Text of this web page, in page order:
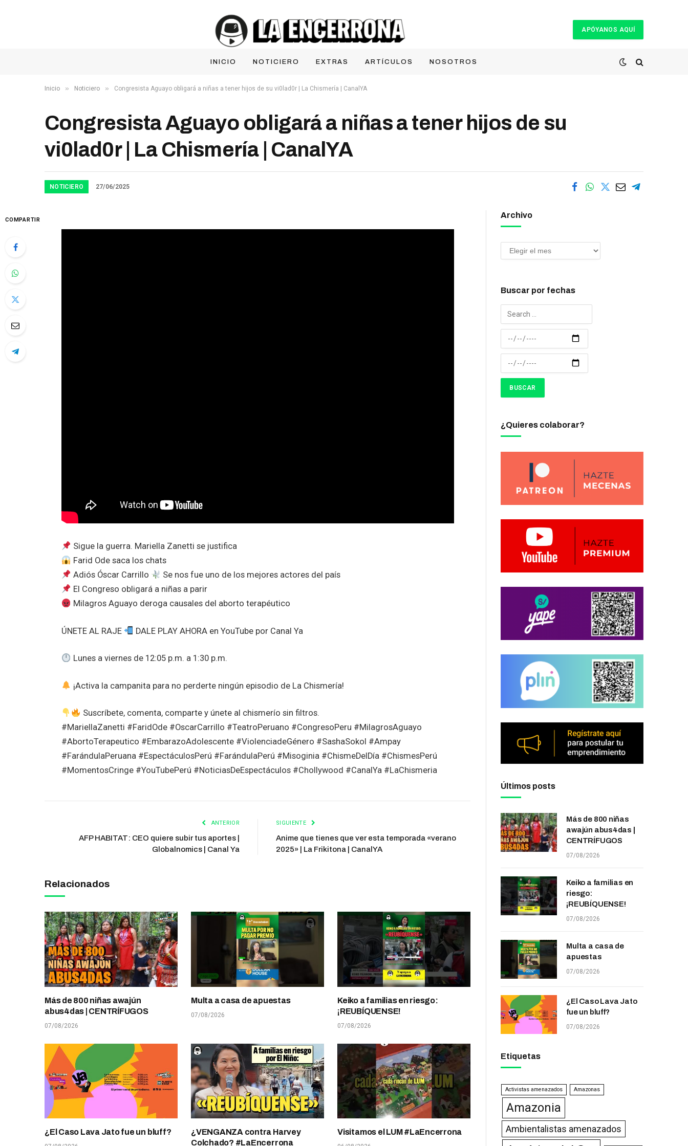
APÓYANOS AQUÍ
INICIO NOTICIERO EXTRAS ARTÍCULOS NOSOTROS
Inicio » Noticiero » Congresista Aguayo obligará a niñas a tener hijos de su vi0lad0r | La Chismería | CanalYA
Congresista Aguayo obligará a niñas a tener hijos de su
vi0lad0r | La Chismería | CanalYA
NOTICIERO 27/06/2025
COMPARTIR
Sigue la guerra. Mariella Zanetti se justifica
Farid Ode saca los chats
Adiós Óscar Carrillo
Se nos fue uno de los mejores actores del país
El Congreso obligará a niñas a parir
Milagros Aguayo deroga causales del aborto terapéutico
ÚNETE AL RAJE DALE PLAY AHORA en YouTube por Canal Ya
Lunes a viernes de 12:05 p.m. a 1:30 p.m.
¡Activa la campanita para no perderte ningún episodio de La Chismería!
Suscríbete, comenta, comparte y únete al chismerío sin filtros.
#MariellaZanetti #FaridOde #OscarCarrillo #TeatroPeruano #CongresoPeru #MilagrosAguayo
#AbortoTerapeutico #EmbarazoAdolescente #ViolenciadeGénero #SashaSokol #Ampay
#FarándulaPeruana #EspectáculosPerú #FarándulaPerú #Misoginia #ChismeDelDía #ChismesPerú
#MomentosCringe #YouTubePerú #NoticiasDeEspectáculos #Chollywood #CanalYa #LaChismeria
ANTERIOR
AFP HABITAT: CEO quiere subir tus aportes |
Globalnomics | Canal Ya
SIGUIENTE
Anime que tienes que ver esta temporada «verano
2025» | La Frikitona | CanalYA
Relacionados
Más de 800 niñas awajún
abus4das | CENTRÍFUGOS
07/08/2026
Multa a casa de apuestas
07/08/2026
Keiko a familias en riesgo:
¡REUBÍQUENSE!
07/08/2026
¿El Caso Lava Jato fue un bluff?
¿VENGANZA contra Harvey
Colchado? #LaEncerrona
Visitamos el LUM #LaEncerrona
Archivo
Buscar por fechas
¿Quieres colaborar?
Últimos posts
Más de 800 niñas
awajún abus4das |
CENTRÍFUGOS
07/08/2026
Keiko a familias en
riesgo:
¡REUBÍQUENSE!
07/08/2026
Multa a casa de
apuestas
07/08/2026
¿El Caso Lava Jato
fue un bluff?
07/08/2026
Etiquetas
Activistas amenazados Amazonas
Amazonia
Ambientalistas amenazados